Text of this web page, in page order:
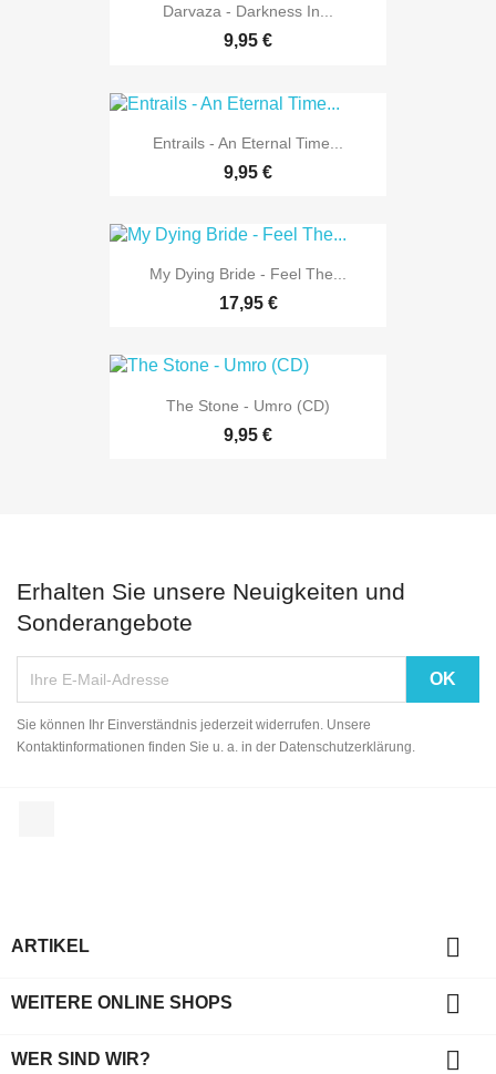
Darvaza - Darkness In...
9,95 €
Entrails - An Eternal Time...
9,95 €
My Dying Bride - Feel The...
17,95 €
The Stone - Umro (CD)
9,95 €
Erhalten Sie unsere Neuigkeiten und
Sonderangebote
Sie können Ihr Einverständnis jederzeit widerrufen. Unsere
Kontaktinformationen finden Sie u. a. in der Datenschutzerklärung.
ARTIKEL 
WEITERE ONLINE SHOPS 
WER SIND WIR? 